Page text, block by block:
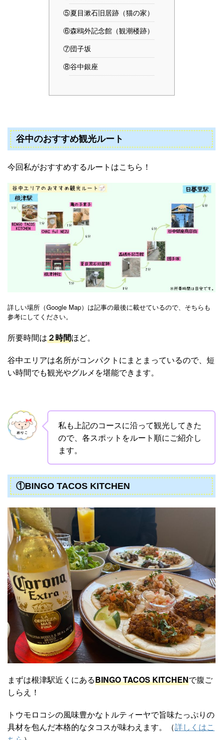
⑤夏目漱石旧居跡（猫の家）
⑥森鴎外記念館（観潮楼跡）
⑦団子坂
⑧谷中銀座
谷中のおすすめ観光ルート
今回私がおすすめするルートはこちら！
詳しい場所（Google Map）は記事の最後に載せているので、そちらも
参考にしてください。
所要時間は２時間ほど。
谷中エリアは名所がコンパクトにまとまっているので、短
い時間でも観光やグルメを堪能できます。
私も上記のコースに沿って観光してきた
ので、各スポットをルート順にご紹介し
ます。
①BINGO TACOS KITCHEN
まずは根津駅近くにあるBINGO TACOS KITCHENで腹ご
しらえ！
トウモロコシの風味豊かなトルティーヤで旨味たっぷりの
具材を包んだ本格的なタコスが味わえます。（詳しくはこ